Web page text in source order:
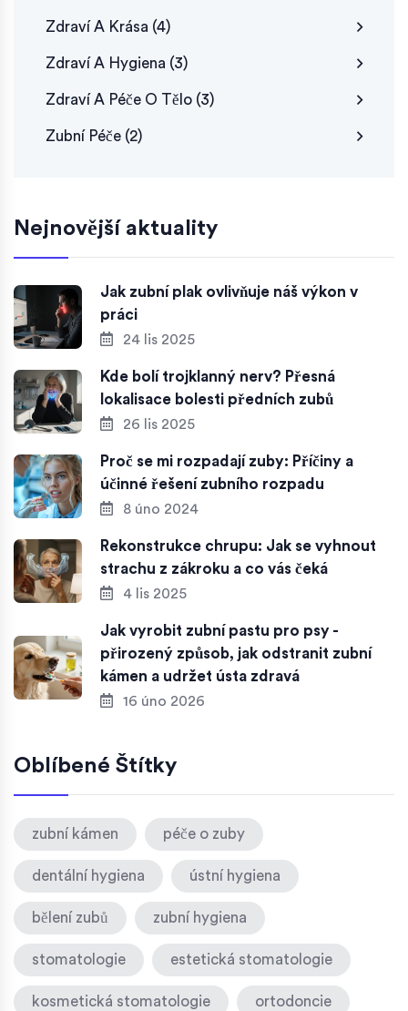
Zdraví A Krása (4)
Zdraví A Hygiena (3)
Zdraví A Péče O Tělo (3)
Zubní Péče (2)
Nejnovější aktuality
Jak zubní plak ovlivňuje náš výkon v
práci
24 lis 2025
Kde bolí trojklanný nerv? Přesná
lokalisace bolesti předních zubů
26 lis 2025
Proč se mi rozpadají zuby: Příčiny a
účinné řešení zubního rozpadu
8 úno 2024
Rekonstrukce chrupu: Jak se vyhnout
strachu z zákroku a co vás čeká
4 lis 2025
Jak vyrobit zubní pastu pro psy -
přirozený způsob, jak odstranit zubní
kámen a udržet ústa zdravá
16 úno 2026
Oblíbené Štítky
zubní kámen péče o zuby
dentální hygiena ústní hygiena
bělení zubů zubní hygiena
stomatologie estetická stomatologie
kosmetická stomatologie ortodoncie